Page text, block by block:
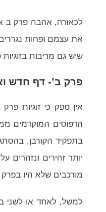
לכאורה, אהבה פרק ב
את עצמם ופחות
שיש גם מריבות
פרק ב’- דף חדש
אין ספק כי זוגיות
הדפוסים המוקדמים
בתפקיד הקורבן,
יותר זהירים
מורכבים שלא היו בפרק
למשל, לאחד או לשני